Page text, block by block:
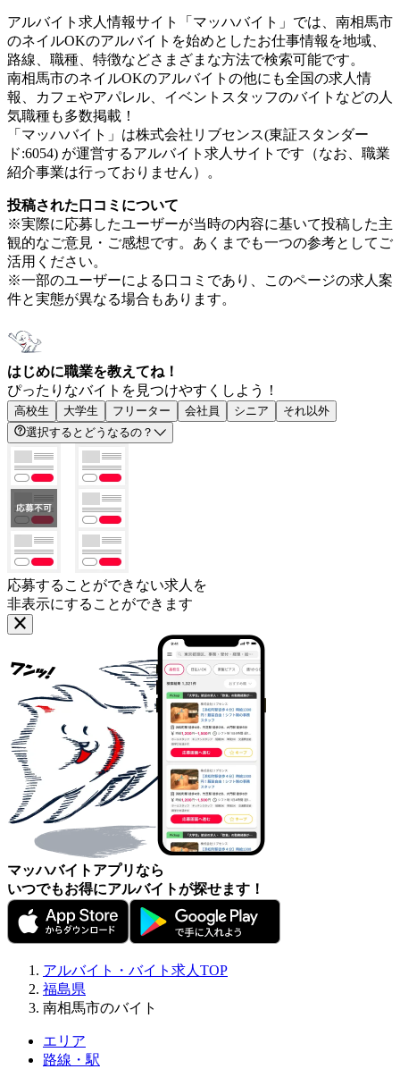
アルバイト求人情報サイト「マッハバイト」では、南相馬市
のネイルOKのアルバイトを始めとしたお仕事情報を地域、
路線、職種、特徴などさまざまな方法で検索可能です。
南相馬市のネイルOKのアルバイトの他にも全国の求人情
報、カフェやアパレル、イベントスタッフのバイトなどの人
気職種も多数掲載！
「マッハバイト」は株式会社リブセンス(東証スタンダー
ド:6054) が運営するアルバイト求人サイトです（なお、職業
紹介事業は行っておりません）。
投稿された口コミについて
※実際に応募したユーザーが当時の内容に基いて投稿した主
観的なご意見・ご感想です。あくまでも一つの参考としてご
活用ください。
※一部のユーザーによる口コミであり、このページの求人案
件と実態が異なる場合もあります。
はじめに職業を教えてね！
ぴったりなバイトを見つけやすくしよう！
高校生 大学生 フリーター 会社員 シニア
それ以外
選択するとどうなるの？
応募することができない求人を
非表示にすることができます
マッハバイトアプリなら
いつでもお得にアルバイトが探せます！
アルバイト・バイト求人TOP
福島県
南相馬市のバイト
エリア
路線・駅